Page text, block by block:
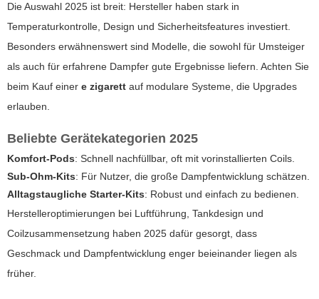
Die Auswahl 2025 ist breit: Hersteller haben stark in
Temperaturkontrolle, Design und Sicherheitsfeatures investiert.
Besonders erwähnenswert sind Modelle, die sowohl für Umsteiger
als auch für erfahrene Dampfer gute Ergebnisse liefern. Achten Sie
beim Kauf einer e zigarett auf modulare Systeme, die Upgrades
erlauben.
Beliebte Gerätekategorien 2025
Komfort-Pods: Schnell nachfüllbar, oft mit vorinstallierten Coils.
Sub-Ohm-Kits: Für Nutzer, die große Dampfentwicklung schätzen.
Alltagstaugliche Starter-Kits: Robust und einfach zu bedienen.
Herstelleroptimierungen bei Luftführung, Tankdesign und
Coilzusammensetzung haben 2025 dafür gesorgt, dass
Geschmack und Dampfentwicklung enger beieinander liegen als
früher.